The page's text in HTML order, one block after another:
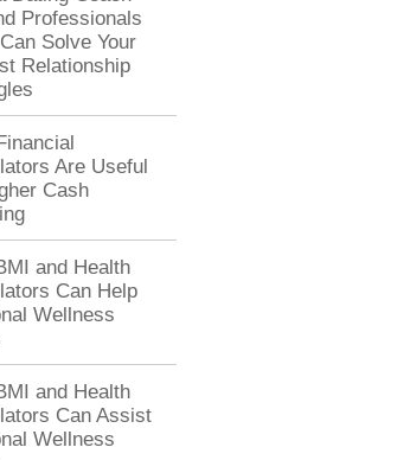
Professionals
Solve Your
Relationship
Are Useful
Cash
and Health
Can Help
Wellness
and Health
Can Assist
Wellness